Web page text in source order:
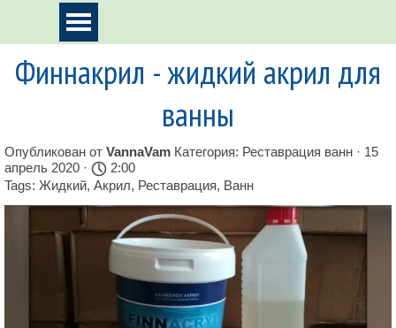
Перейти к контентуПропустить меню
Финнакрил - жидкий акрил для
ванны
Опубликован от VannaVam Категория: Реставрация ванн · 15
апрель 2020 ·
2:00
Tags: Жидкий, Акрил, Реставрация, Ванн